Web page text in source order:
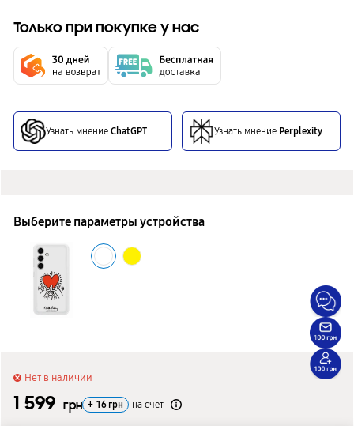
Только при покупке у нас
Узнать мнение ChatGPT Узнать мнение Perplexity
Выберите параметры устройства
Нет в наличии
1 599 грн + 16 грн на счет